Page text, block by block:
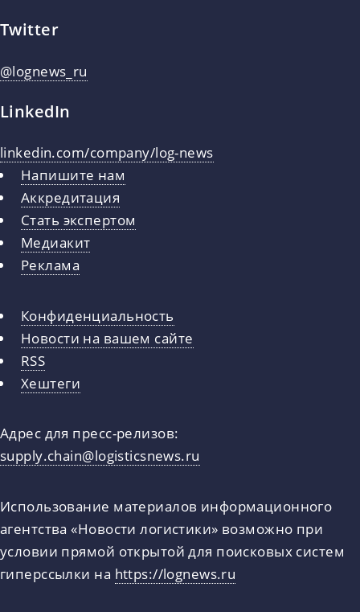
Twitter
@lognews_ru
LinkedIn
linkedin.com/company/log-news
Напишите нам
Аккредитация
Стать экспертом
Медиакит
Реклама
Конфиденциальность
Новости на вашем сайте
RSS
Хештеги
Адрес для пресс-релизов:
supply.chain@logisticsnews.ru
Использование материалов информационного
агентства «Новости логистики» возможно при
условии прямой открытой для поисковых систем
гиперссылки на https://lognews.ru